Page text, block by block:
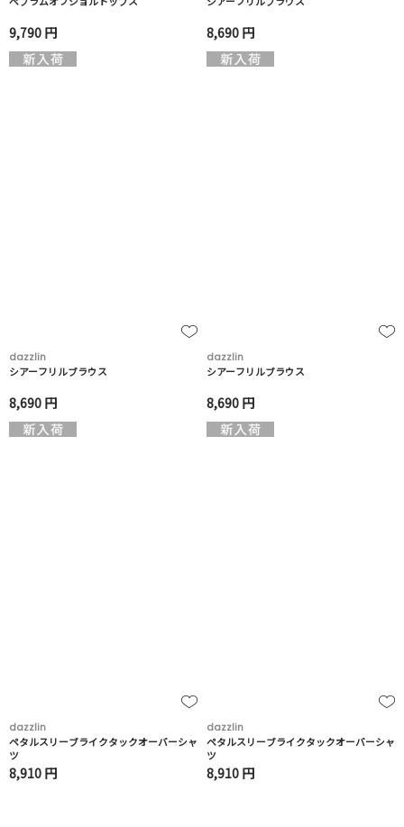
9,790 円 8,690 円
dazzlin
シアーフリルブラウス
8,690 円
dazzlin
シアーフリルブラウス
8,690 円
dazzlin
ペタルスリーブライクタックオーバーシャ
ツ
8,910 円
dazzlin
ペタルスリーブライクタックオーバーシャ
ツ
8,910 円